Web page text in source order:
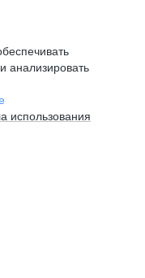
анализировать
использования